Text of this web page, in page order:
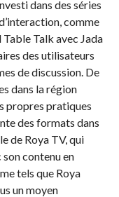
dans des séries
comme
Talk avec Jada
des utilisateurs
de discussion. De
dans la région
propres pratiques
des formats dans
de Roya TV, qui
contenu en
tels que Roya
un moyen